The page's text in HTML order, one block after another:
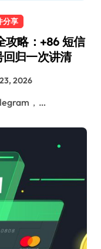
分享
略：+86 短信
归一次讲清
2026
，…